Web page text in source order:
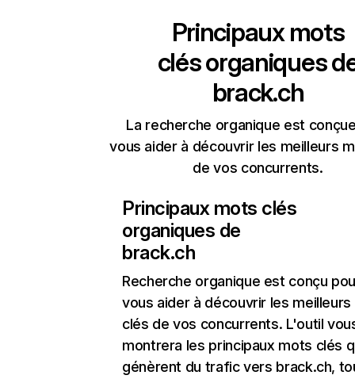
Principaux mots
clés organiques
brack.ch
La recherche organique est
vous aider à découvrir les meilleurs
de vos concurrents.
Principaux mots clés
organiques de
brack.ch
Recherche organique est conçu
vous aider à découvrir les
clés de vos concurrents. L'outil
montrera les principaux mots clés
génèrent du trafic vers brack.ch,